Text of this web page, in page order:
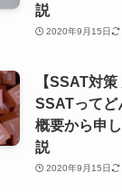
説
2020年9月15日
【SSAT対
SSATってど
概要から申
説
2020年9月15日